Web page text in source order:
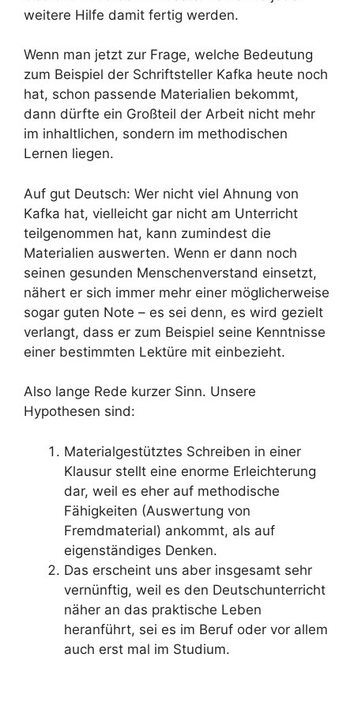
weitere Hilfe damit fertig werden.
Wenn man jetzt zur Frage, welche Bedeutung
zum Beispiel der Schriftsteller Kafka heute noch
hat, schon passende Materialien bekommt,
dann dürfte ein Großteil der Arbeit nicht mehr
im inhaltlichen, sondern im methodischen
Lernen liegen.
Auf gut Deutsch: Wer nicht viel Ahnung von
Kafka hat, vielleicht gar nicht am Unterricht
teilgenommen hat, kann zumindest die
Materialien auswerten. Wenn er dann noch
seinen gesunden Menschenverstand einsetzt,
nähert er sich immer mehr einer möglicherweise
sogar guten Note – es sei denn, es wird gezielt
verlangt, dass er zum Beispiel seine Kenntnisse
einer bestimmten Lektüre mit einbezieht.
Also lange Rede kurzer Sinn. Unsere
Hypothesen sind:
Materialgestütztes Schreiben in einer
Klausur stellt eine enorme Erleichterung
dar, weil es eher auf methodische
Fähigkeiten (Auswertung von
Fremdmaterial) ankommt, als auf
eigenständiges Denken.
Das erscheint uns aber insgesamt sehr
vernünftig, weil es den Deutschunterricht
näher an das praktische Leben
heranführt, sei es im Beruf oder vor allem
auch erst mal im Studium.